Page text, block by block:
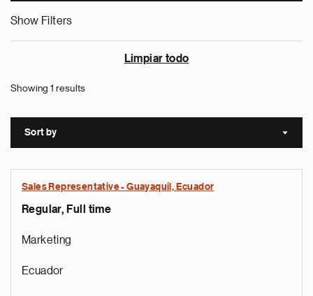
Show Filters
Limpiar todo
Showing 1 results
Sort by Sort
Sales Representative - Guayaquil, Ecuador
Regular, Full time
Marketing
Ecuador